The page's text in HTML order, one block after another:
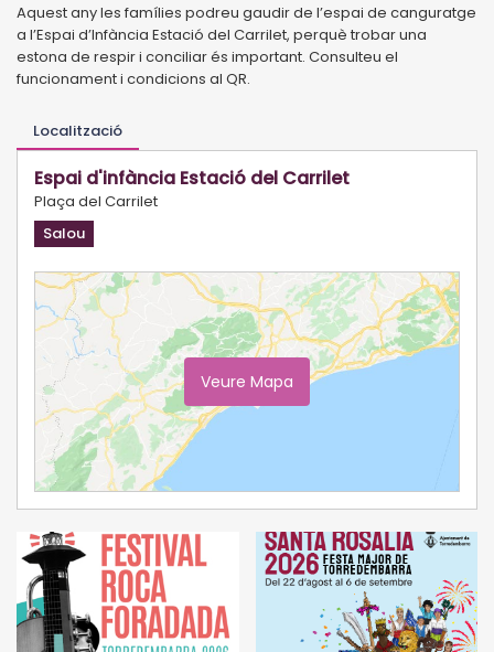
Aquest any les famílies podreu gaudir de l’espai de canguratge
a l’Espai d’Infància Estació del Carrilet, perquè trobar una
estona de respir i conciliar és important. Consulteu el
funcionament i condicions al QR.
Localització
Espai d'infància Estació del Carrilet
Plaça del Carrilet
Salou
Veure Mapa